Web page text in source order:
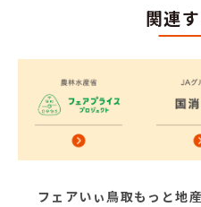
関連
フェアいぃ鳥取もっと地